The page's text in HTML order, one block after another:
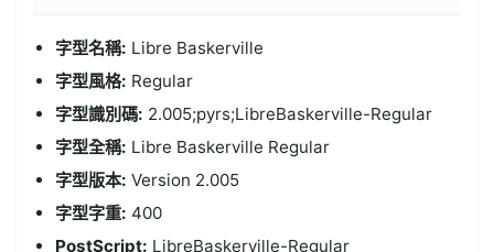
字型名稱: Libre Baskerville
字型風格: Regular
字型識別碼: 2.005;pyrs;LibreBaskerville-Regular
字型全稱: Libre Baskerville Regular
字型版本: Version 2.005
字型字重: 400
PostScript: LibreBaskerville-Regular